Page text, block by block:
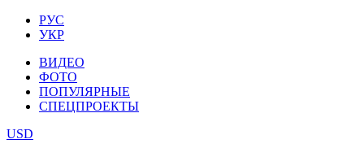
РУС
УКР
ВИДЕО
ФОТО
ПОПУЛЯРНЫЕ
СПЕЦПРОЕКТЫ
USD